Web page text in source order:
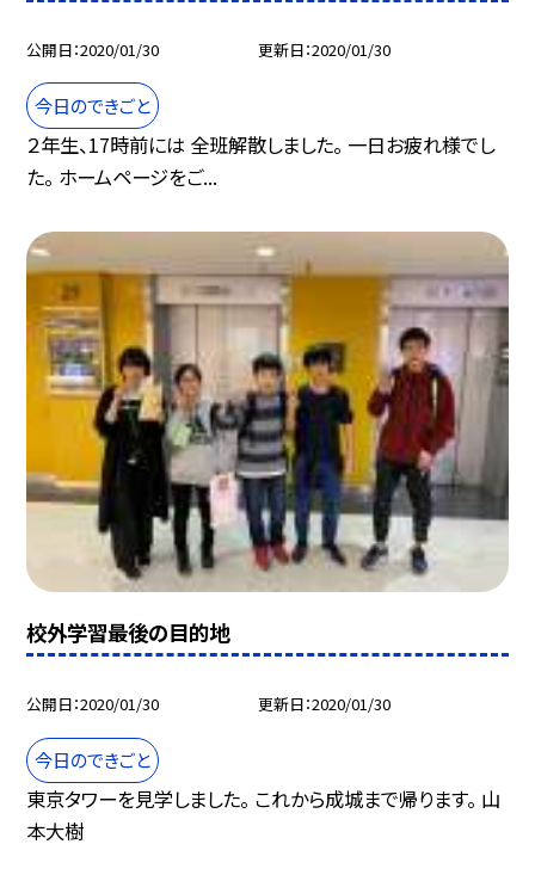
公開日 2020/01/30 更新日 2020/01/30
今日のできごと
２年生、17時前には 全班解散しました。 一日お疲れ様でし
た。 ホームページをご...
校外学習最後の目的地
公開日 2020/01/30 更新日 2020/01/30
今日のできごと
東京タワーを見学しました。 これから成城まで帰ります。 山
本大樹